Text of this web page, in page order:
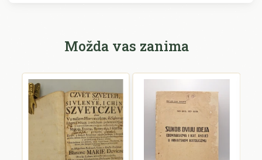
Možda vas zanima